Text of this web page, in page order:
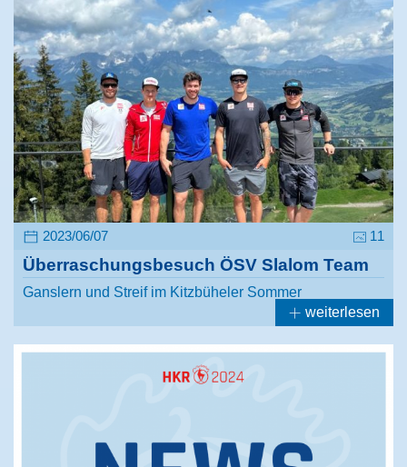
2023/06/07 11
Überraschungsbesuch ÖSV Slalom Team
Ganslern und Streif im Kitzbüheler Sommer
weiterlesen